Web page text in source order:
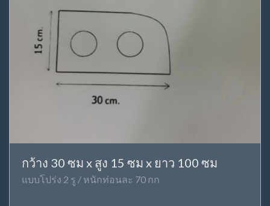
กว้าง 30 ซม x สูง 15 ซม x ยาว 100 ซม
แบบโปร่ง 2 รู / หนักท่อนละ 70 กก